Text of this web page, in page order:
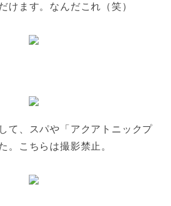
けます。なんだこれ（笑）
て、スパや「アクアトニックプ
。こちらは撮影禁止。